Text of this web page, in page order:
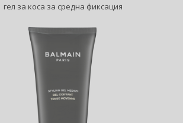
гел за коса за средна фиксация